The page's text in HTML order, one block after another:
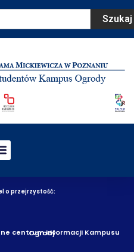
Szukaj
o przejrzystość:
Dynamiczne centrum informacji Kampusu Ogrody